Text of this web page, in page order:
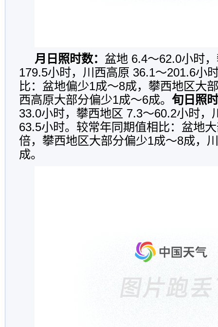
月日照时数： 盆地 6.4～62.0小时
179.5小时，川西高原 36.1～201.6小
比：盆地偏少1成～8成，攀西地区大
西高原大部分偏少1成～6成。 旬日照
33.0小时，攀西地区 7.3～60.2小时，
63.5小时。较常年同期值相比：盆地
倍，攀西地区大部分偏少1成～8成，
成。